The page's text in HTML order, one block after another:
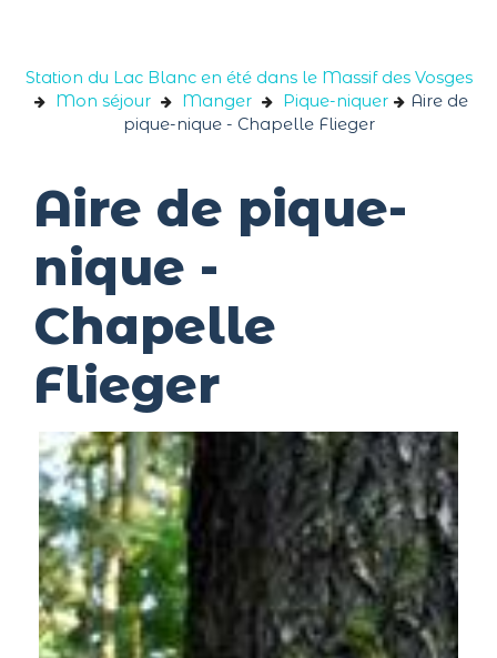
Station du Lac Blanc en été dans le Massif des Vosges
Mon séjour
Manger Pique-niquer
Aire de
pique-nique - Chapelle Flieger
Aire de pique-
nique -
Chapelle
Flieger